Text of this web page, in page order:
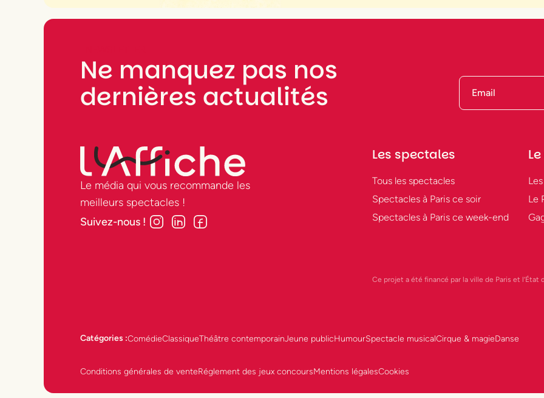
Ne manquez pas nos
dernières actualités
Le média qui vous recommande les
meilleurs spectacles !
Suivez-nous !
Les spectales
Tous les spectacles
Spectacles à Paris ce soir
Spectacles à Paris ce week-end
Le
Ce projet a été financé par la ville de Paris et l’État
Catégories :ComédieClassiqueThéâtre contemporainJeune publicHumourSpectacle musicalCirque & magieDanse
Conditions générales de venteRéglement des jeux concoursMentions légalesCookies